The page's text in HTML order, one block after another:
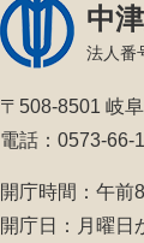
中
法人番
〒508-8501 岐
電話：0573-
開庁時間：午前
開庁日：月曜日